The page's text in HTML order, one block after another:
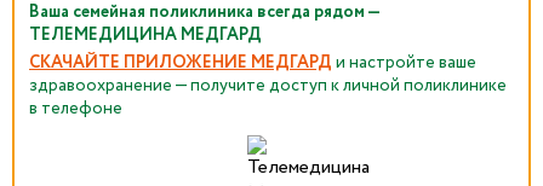
Ваша семейная поликлиника всегда рядом —
ТЕЛЕМЕДИЦИНА МЕДГАРД
СКАЧАЙТЕ ПРИЛОЖЕНИЕ МЕДГАРД и настройте ваше
здравоохранение — получите доступ к личной поликлинике
в телефоне